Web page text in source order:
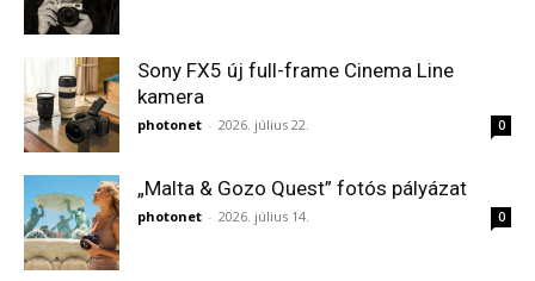
Sony FX5 új full-frame Cinema Line
kamera
photonet - 2026. július 22. 0
„Malta & Gozo Quest” fotós pályázat
photonet - 2026. július 14. 0